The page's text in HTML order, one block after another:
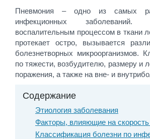
Пневмония – одно из самых
инфекционных заболеваний.
воспалительным процессом в ткани
протекает остро, вызывается
болезнетворных микроорганизмов.
по тяжести, возбудителю, размеру и
поражения, а также на вне- и
Содержание
Этиология заболевания
Факторы, влияющие на скорость
Классификация болезни по